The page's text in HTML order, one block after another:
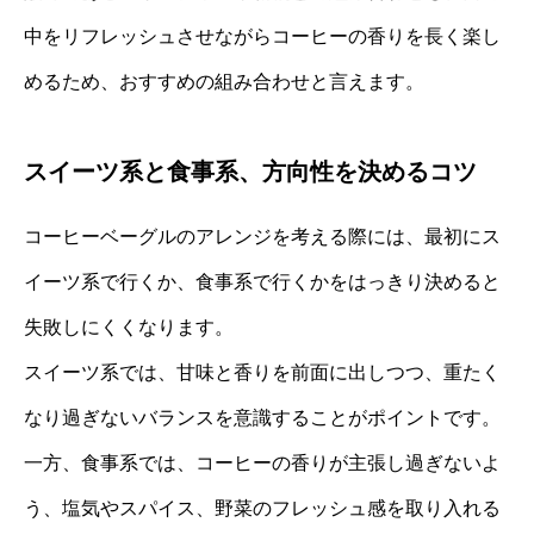
中をリフレッシュさせながらコーヒーの香りを長く楽し
めるため、おすすめの組み合わせと言えます。
スイーツ系と食事系、方向性を決めるコツ
コーヒーベーグルのアレンジを考える際には、最初にス
イーツ系で行くか、食事系で行くかをはっきり決めると
失敗しにくくなります。
スイーツ系では、甘味と香りを前面に出しつつ、重たく
なり過ぎないバランスを意識することがポイントです。
一方、食事系では、コーヒーの香りが主張し過ぎないよ
う、塩気やスパイス、野菜のフレッシュ感を取り入れる